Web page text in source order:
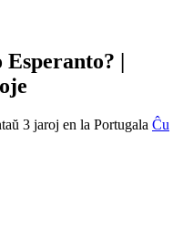
Esperanto? |
3 jaroj en la Portugala Ĉu